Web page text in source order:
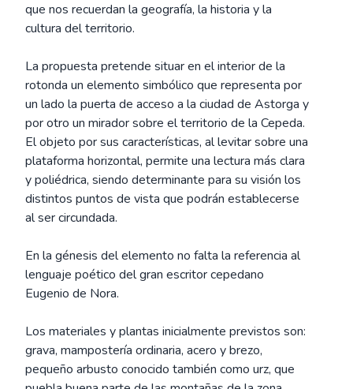
que nos recuerdan la geografía, la historia y la
cultura del territorio.
La propuesta pretende situar en el interior de la
rotonda un elemento simbólico que representa por
un lado la puerta de acceso a la ciudad de Astorga y
por otro un mirador sobre el territorio de la Cepeda.
El objeto por sus características, al levitar sobre una
plataforma horizontal, permite una lectura más clara
y poliédrica, siendo determinante para su visión los
distintos puntos de vista que podrán establecerse
al ser circundada.
En la génesis del elemento no falta la referencia al
lenguaje poético del gran escritor cepedano
Eugenio de Nora.
Los materiales y plantas inicialmente previstos son:
grava, mampostería ordinaria, acero y brezo,
pequeño arbusto conocido también como urz, que